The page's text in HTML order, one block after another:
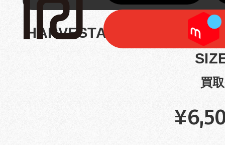
HARVESTA! ボンデッジ デ
買